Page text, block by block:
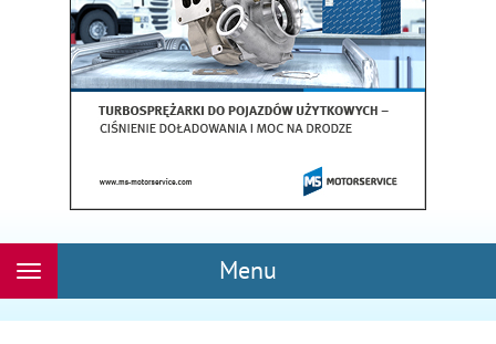
Menu
Rozwiń